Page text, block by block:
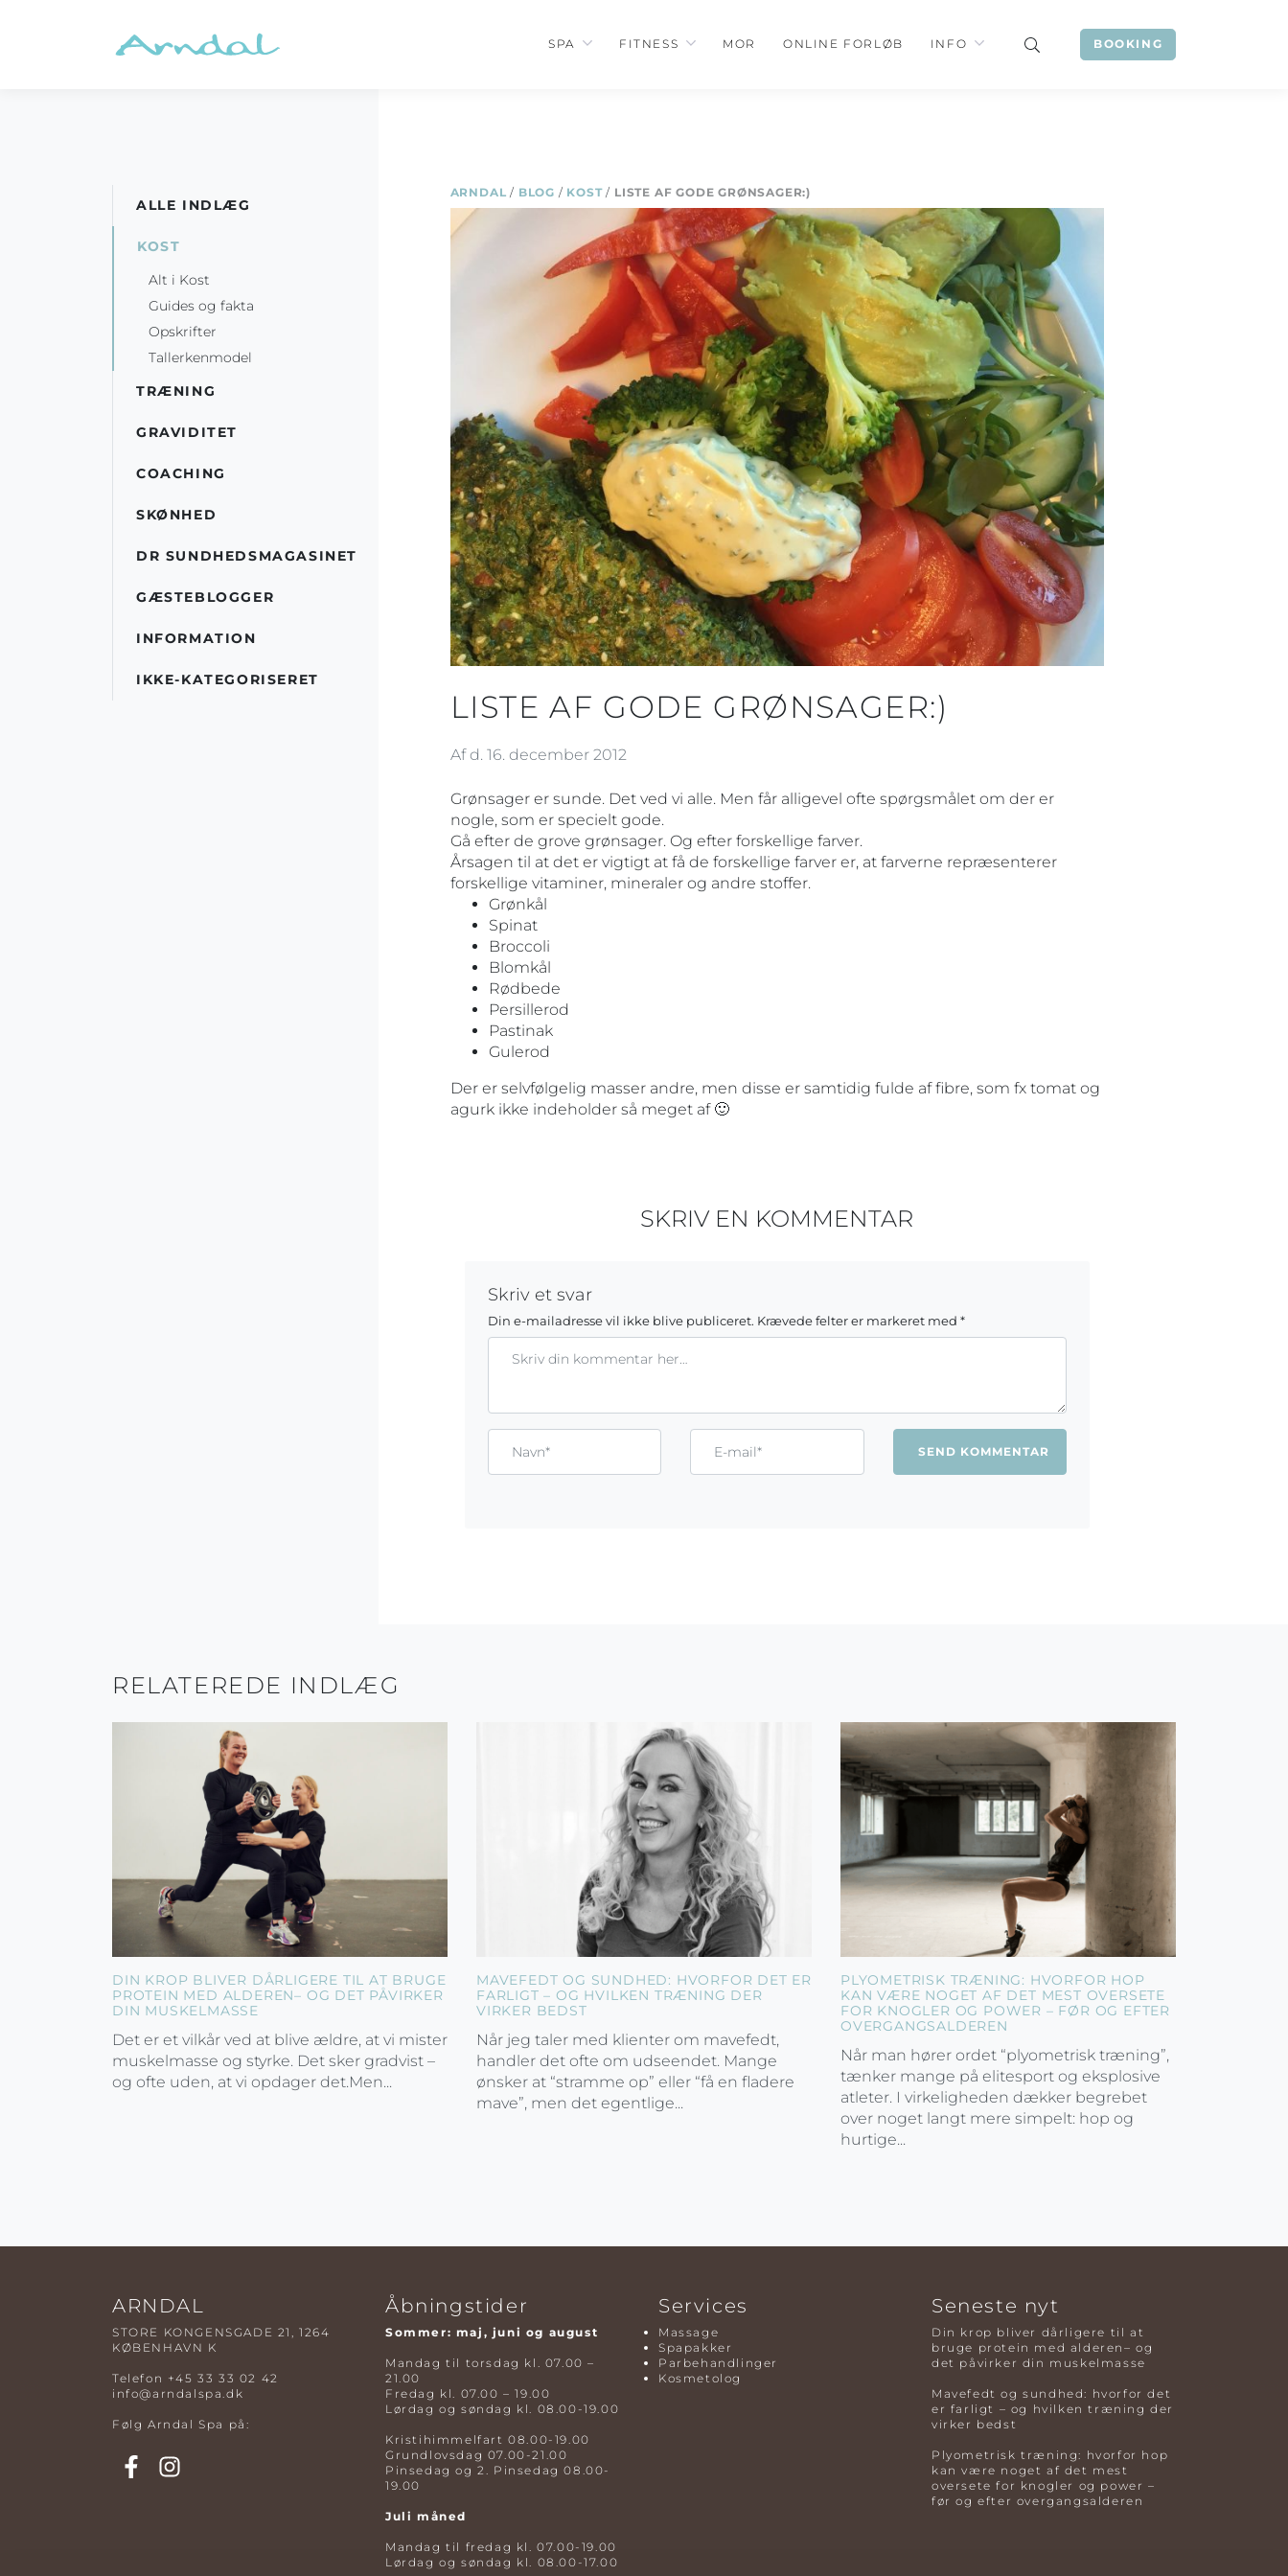
BOOKING
SPA FITNESS MOR ONLINE FORLØB INFO
ARNDAL / BLOG / KOST/ LISTE AF GODE GRØNSAGER:)
LISTE AF GODE GRØNSAGER:)
Af d. 16. december 2012
Grønsager er sunde. Det ved vi alle. Men får alligevel ofte spørgsmålet om der er
nogle, som er specielt gode.
Gå efter de grove grønsager. Og efter forskellige farver.
Årsagen til at det er vigtigt at få de forskellige farver er, at farverne repræsenterer
forskellige vitaminer, mineraler og andre stoffer.
Grønkål
Spinat
Broccoli
Blomkål
Rødbede
Persillerod
Pastinak
Gulerod
Der er selvfølgelig masser andre, men disse er samtidig fulde af fibre, som fx tomat og
agurk ikke indeholder så meget af 🙂
SKRIV EN KOMMENTAR
Skriv et svar
Din e-mailadresse vil ikke blive publiceret. Krævede felter er markeret med *
ALLE INDLÆG
KOST
Alt i Kost
Guides og fakta
Opskrifter
Tallerkenmodel
TRÆNING
GRAVIDITET
COACHING
SKØNHED
DR SUNDHEDSMAGASINET
GÆSTEBLOGGER
INFORMATION
IKKE-KATEGORISERET
RELATEREDE INDLÆG
DIN KROP BLIVER DÅRLIGERE TIL AT BRUGE
PROTEIN MED ALDEREN– OG DET PÅVIRKER
DIN MUSKELMASSE
Det er et vilkår ved at blive ældre, at vi mister
muskelmasse og styrke. Det sker gradvist –
og ofte uden, at vi opdager det.Men...
MAVEFEDT OG SUNDHED: HVORFOR DET ER
FARLIGT – OG HVILKEN TRÆNING DER
VIRKER BEDST
Når jeg taler med klienter om mavefedt,
handler det ofte om udseendet. Mange
ønsker at “stramme op” eller “få en fladere
mave”, men det egentlige...
PLYOMETRISK TRÆNING: HVORFOR HOP
KAN VÆRE NOGET AF DET MEST OVERSETE
FOR KNOGLER OG POWER – FØR OG EFTER
OVERGANGSALDEREN
Når man hører ordet “plyometrisk træning”,
tænker mange på elitesport og eksplosive
atleter. I virkeligheden dækker begrebet
over noget langt mere simpelt: hop og
hurtige...
ARNDAL
STORE KONGENSGADE 21, 1264
KØBENHAVN K
Telefon +45 33 33 02 42
info@arndalspa.dk
Følg Arndal Spa på:
Åbningstider
Sommer: maj, juni og august
Mandag til torsdag kl. 07.00 –
21.00
Fredag kl. 07.00 – 19.00
Lørdag og søndag kl. 08.00-19.00
Kristihimmelfart 08.00-19.00
Grundlovsdag 07.00-21.00
Pinsedag og 2. Pinsedag 08.00-
19.00
Juli måned
Mandag til fredag kl. 07.00-19.00
Lørdag og søndag kl. 08.00-17.00
Services
Massage
Spapakker
Parbehandlinger
Kosmetolog
Seneste nyt
Din krop bliver dårligere til at
bruge protein med alderen– og
det påvirker din muskelmasse
Mavefedt og sundhed: hvorfor det
er farligt – og hvilken træning der
virker bedst
Plyometrisk træning: hvorfor hop
kan være noget af det mest
oversete for knogler og power –
før og efter overgangsalderen